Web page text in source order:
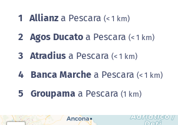
1 Allianz a Pescara (< 1 km)
2 Agos Ducato a Pescara (< 1 km)
3 Atradius a Pescara (< 1 km)
4 Banca Marche a Pescara (< 1 km)
5 Groupama a Pescara (1 km)